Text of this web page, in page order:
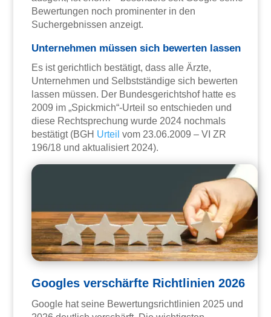
Bewertungen noch prominenter in den
Suchergebnissen anzeigt.
Unternehmen müssen sich bewerten lassen
Es ist gerichtlich bestätigt, dass alle Ärzte,
Unternehmen und Selbstständige sich bewerten
lassen müssen. Der Bundesgerichtshof hatte es
2009 im „Spickmich“-Urteil so entschieden und
diese Rechtsprechung wurde 2024 nochmals
bestätigt (BGH Urteil vom 23.06.2009 – VI ZR
196/18 und aktualisiert 2024).
Googles verschärfte Richtlinien 2026
Google hat seine Bewertungsrichtlinien 2025 und